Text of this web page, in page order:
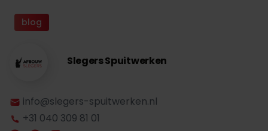
blog
Slegers Spuitwerken
info@slegers-spuitwerken.nl
+31 040 309 81 01